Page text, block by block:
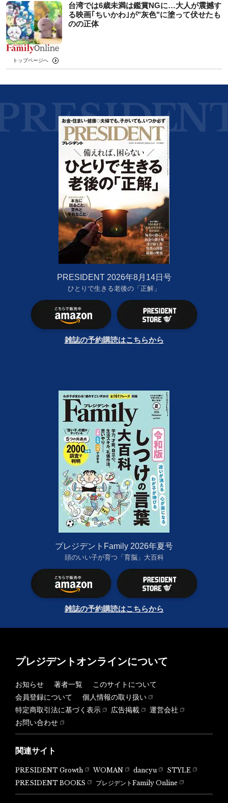
台湾では6歳未満は鑑賞NGに…大人が震撼す
る映画｢ちいかわ｣が"灰色"に塗って伏せたも
のの正体
トップページへ
PRESIDENT 2026年8月14日号
ひとりで生きる老後の「正解」
雑誌の予約購読はこちらから
プレジデントFamily 2026年夏号
頭のいい子が育つ「育脳」大百科
雑誌の予約購読はこちらから
プレジデントオンラインについて
お知らせ 著者一覧
このサイトについて
会員登録について
個人情報の取り扱い
特定商取引法に基づく表示
広告掲載
運営会社
お問い合わせ
関連サイト
PRESIDENT Growth WOMAN dancyu
STYLE
PRESIDENT BOOKS
プレジデントFamily Online